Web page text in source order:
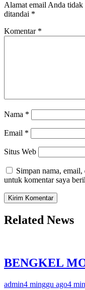
Alamat email Anda
ditandai *
Komentar *
Nama *
Email *
Situs Web
Simpan nama,
untuk komentar saya
Related News
BENGKEL
admin4 minggu ago4